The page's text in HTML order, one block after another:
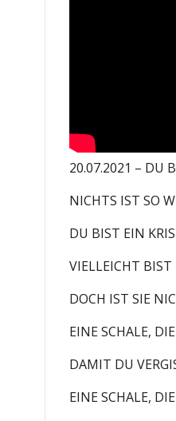
20.07.2021 – DU
NICHTS IST SO
DU BIST EIN
VIELLEICHT BIST
DOCH IST SIE
EINE SCHALE,
DAMIT DU
EINE SCHALE,